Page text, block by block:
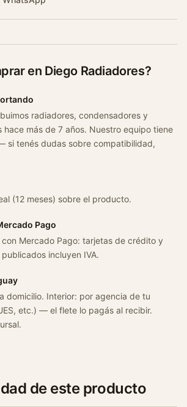
en Diego Radiadores?
radiadores, condensadores y
hace más de 7 años. Nuestro equipo tiene
si tenés dudas sobre compatibilidad,
(12 meses) sobre el producto.
Pago
con Mercado Pago: tarjetas de crédito y
incluyen IVA.
domicilio. Interior: por agencia de tu
etc.) — el flete lo pagás al recibir.
de este producto